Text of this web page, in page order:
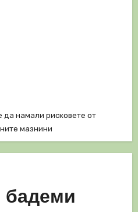
намали рисковете от
мазнини
бадеми